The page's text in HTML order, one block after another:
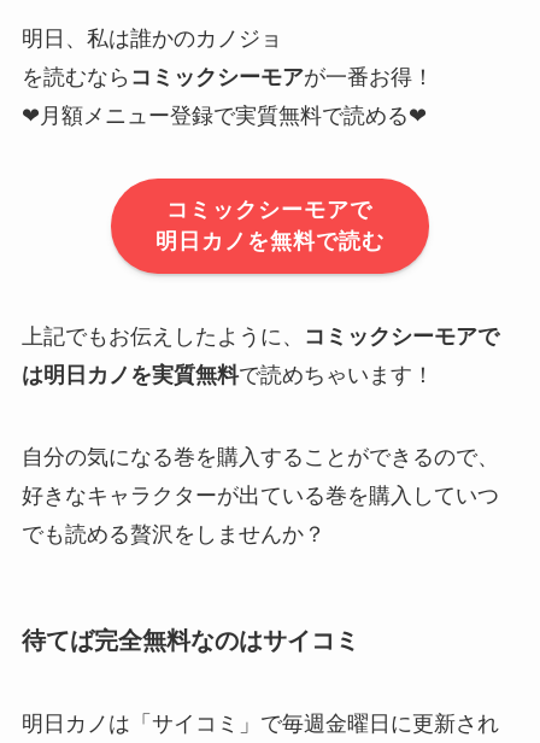
明日、私は誰かのカノジョ
を読むなら コミックシーモアが一番お得！
❤︎ 月額メニュー登録で実質無料で読める❤︎
コミックシーモアで
明日カノを無料で読む
上記でもお伝えしたように、
コミックシーモアで
は明日カノを実質無料で読めちゃいます！
自分の気になる巻を購入することができるので、
好きなキャラクターが出ている巻を購入していつ
でも読める贅沢をしませんか？
待てば完全無料なのはサイコミ
明日カノは「サイコミ」で毎週金曜日に更新され